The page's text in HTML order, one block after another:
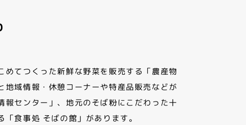
めてつくった新鮮な野菜を販売する「農産物
地域情報・休憩コーナーや特産品販売などが
報センター」、地元のそば粉にこだわった十
「食事処 そばの館」があります。